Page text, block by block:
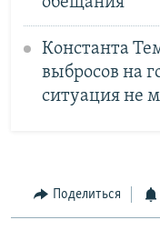
Константа
выбросов на
ситуация не
Поделиться